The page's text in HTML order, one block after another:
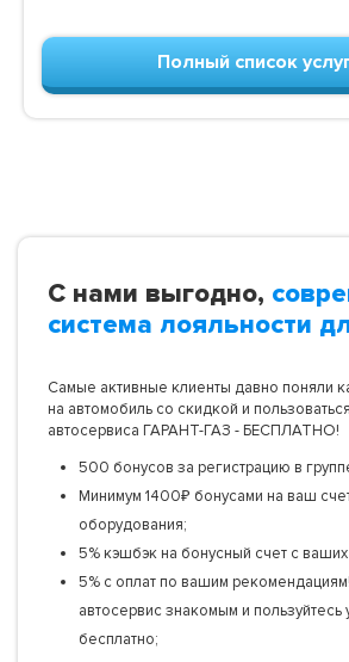
Полный список
С нами выгодно,
система лояльности
Самые активные клиенты давно поняли
на автомобиль со скидкой и
автосервиса ГАРАНТ-ГАЗ - БЕСПЛАТНО!
500 бонусов за регистрацию в
Минимум 1400₽ бонусами на ваш
оборудования;
5% кэшбэк на бонусный счет с ваших
5% с оплат по вашим
автосервис знакомым и пользуйтесь
бесплатно;